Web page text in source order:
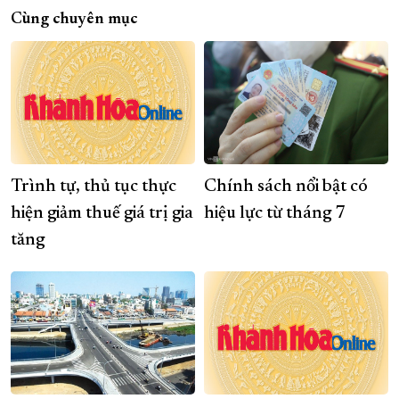
Cùng chuyên mục
Trình tự, thủ tục thực
hiện giảm thuế giá trị gia
tăng
Chính sách nổi bật có
hiệu lực từ tháng 7